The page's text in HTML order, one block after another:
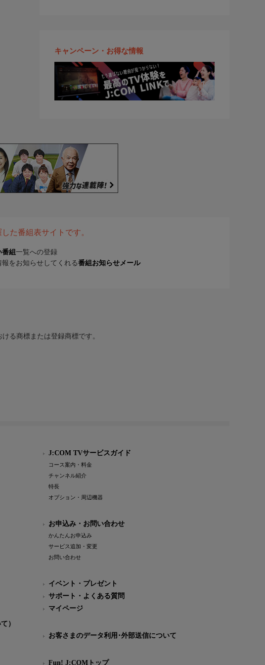
キャンペーン・お得な情報
た番組表サイトです。
番組 一覧への登録
をお知らせしてくれる番組お知らせメール
る商標または登録商標です。
）
J:COM TVサービスガイド
コース案内・料金
チャンネル紹介
特長
オプション・周辺機器
お申込み・お問い合わせ
かんたんお申込み
サービス追加・変更
お問い合わせ
イベント・プレゼント
サポート・よくある質問
マイページ
お客さまのデータ利用･外部送信について
Fun! J:COMトップ